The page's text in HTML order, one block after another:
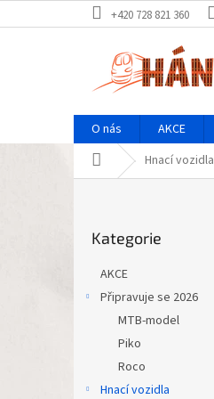
na
+420 728 821 360
O nás AKCE
Domů Hnací vozidla
kategorie
Kategorie
AKCE
Připravuje se 2026
MTB-model
Piko
Roco
Hnací vozidla